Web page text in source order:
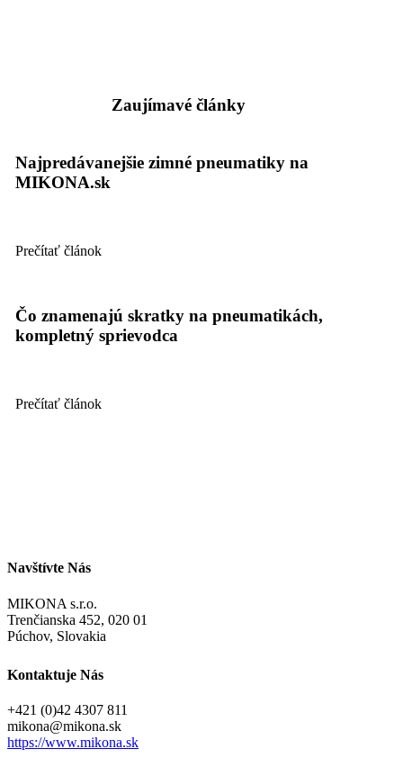
Zaujímavé články
Najpredávanejšie zimné pneumatiky na
MIKONA.sk
Prečítať článok
Čo znamenajú skratky na pneumatikách,
kompletný sprievodca
Prečítať článok
Navštívte Nás
MIKONA s.r.o.
Trenčianska 452, 020 01
Púchov, Slovakia
Kontaktuje Nás
+421 (0)42 4307 811
ks.anokim
@anokim
https://www.mikona.sk